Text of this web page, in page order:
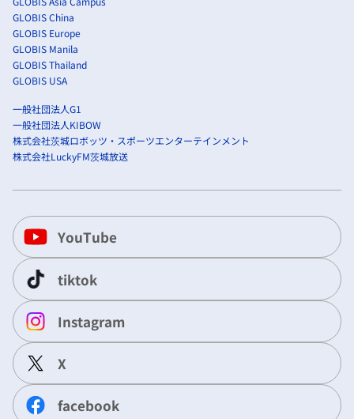
GLOBIS China
GLOBIS Europe
GLOBIS Manila
GLOBIS Thailand
GLOBIS USA
一般社団法人G1
一般社団法人KIBOW
株式会社茨城ロボッツ・スポーツエンターテインメント
株式会社LuckyFM茨城放送
YouTube
tiktok
Instagram
X
facebook